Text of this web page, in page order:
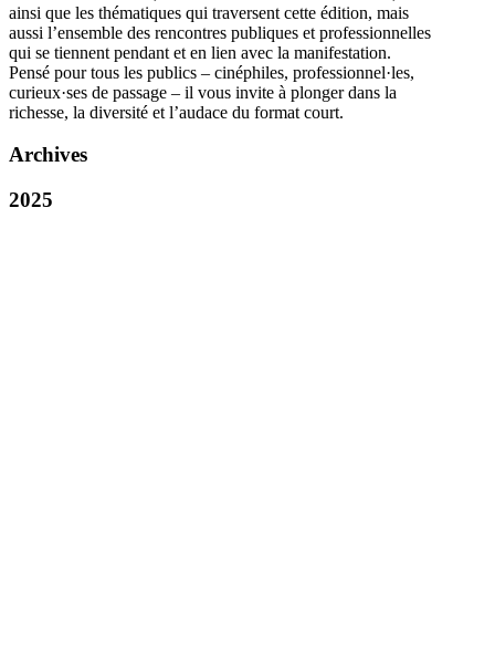
ainsi que les thématiques qui traversent cette édition, mais
aussi l’ensemble des rencontres publiques et professionnelles
qui se tiennent pendant et en lien avec la manifestation.
Pensé pour tous les publics – cinéphiles, professionnel·les,
curieux·ses de passage – il vous invite à plonger dans la
richesse, la diversité et l’audace du format court.
Archives
2025